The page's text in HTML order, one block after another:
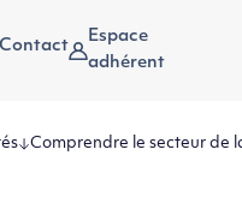
Contact
Espace
adhérent
Comprendre le secteur de